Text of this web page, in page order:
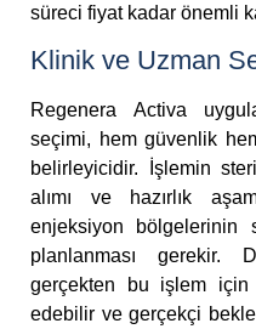
süreci fiyat kadar önemli
Klinik ve Uzman
Regenera Activa
seçimi, hem güvenlik
belirleyicidir. İşlemin
alımı ve hazırlık
enjeksiyon bölgelerinin
planlanması gerekir.
gerçekten bu işlem için
edebilir ve gerçekçi